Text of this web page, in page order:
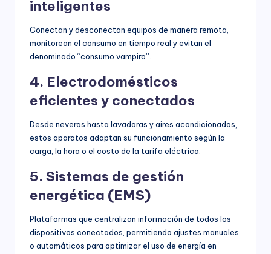
inteligentes
Conectan y desconectan equipos de manera remota,
monitorean el consumo en tiempo real y evitan el
denominado “consumo vampiro”.
4. Electrodomésticos
eficientes y conectados
Desde neveras hasta lavadoras y aires acondicionados,
estos aparatos adaptan su funcionamiento según la
carga, la hora o el costo de la tarifa eléctrica.
5. Sistemas de gestión
energética (EMS)
Plataformas que centralizan información de todos los
dispositivos conectados, permitiendo ajustes manuales
o automáticos para optimizar el uso de energía en